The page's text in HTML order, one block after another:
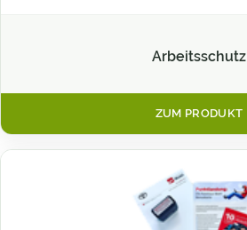
Arbeitsschutz
ZUM PRODUKT